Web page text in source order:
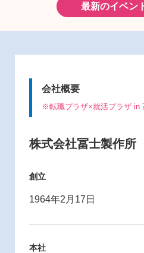
最新のイベン
会社概要
※転職プラザ×就活プラザ in
株式会社冨士製作所
創立
1964年2月17日
本社